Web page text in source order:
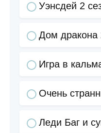
Уэнсдей 2
Дом дракона
Игра в
Очень
Леди Баг и